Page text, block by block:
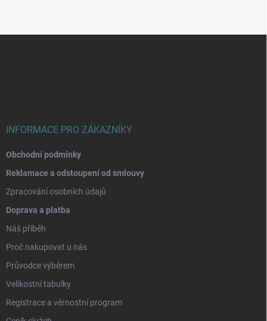
INFORMACE PRO ZÁKAZNÍKY
Obchodní podmínky
Reklamace a odstoupení od smlouvy
Zpracování osobních údajů
Doprava a platba
Náš příběh
Proč nakupovat u nás
Průvodce výběrem
Velikostní tabulky
Registrace a věrnostní program